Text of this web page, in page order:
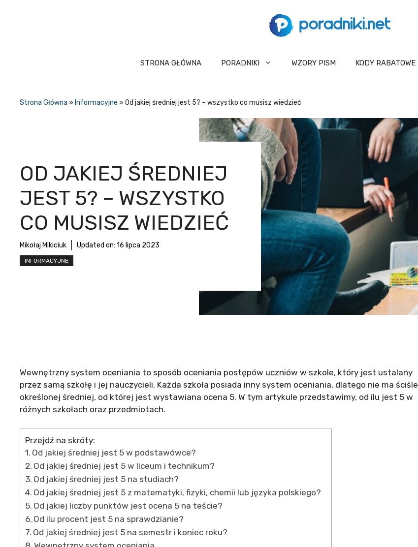
STRONA GŁÓWNA PORADNIKI WZORY PISM KODY RABATOWE
Strona Główna » Informacyjne » Od jakiej średniej jest 5? – wszystko co musisz wiedzieć
OD JAKIEJ ŚREDNIEJ
JEST 5? – WSZYSTKO
CO MUSISZ WIEDZIEĆ
Mikołaj Mikiciuk Updated on: 16 lipca 2023
INFORMACYJNE
Wewnętrzny system oceniania to sposób oceniania postępów uczniów w szkole, który jest ustalany
przez samą szkołę i jej nauczycieli. Każda szkoła posiada inny system oceniania, dlatego nie ma ściśle
określonej średniej, od której jest wystawiana ocena 5. W tym artykule przedstawimy, od ilu jest 5 w
różnych szkołach oraz przedmiotach.
Przejdź na skróty:
Od jakiej średniej jest 5 w podstawówce?
Od jakiej średniej jest 5 w liceum i technikum?
Od jakiej średniej jest 5 na studiach?
Od jakiej średniej jest 5 z matematyki, fizyki, chemii lub języka polskiego?
Od jakiej liczby punktów jest ocena 5 na teście?
Od ilu procent jest 5 na sprawdzianie?
Od jakiej średniej jest 5 na semestr i koniec roku?